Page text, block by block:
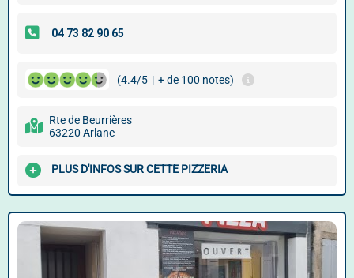
(4.4/5 | + de 100 notes)
Rte de Beurrières
63220 Arlanc
PLUS D'INFOS SUR CETTE PIZZERIA